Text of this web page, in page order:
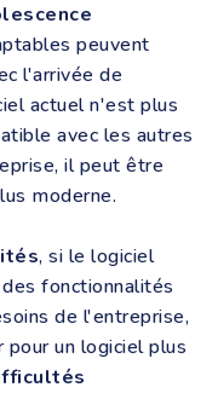
peuvent
l'arrivée de
actuel n'est plus
avec les autres
il peut être
moderne.
, si le logiciel
fonctionnalités
de l'entreprise,
un logiciel plus